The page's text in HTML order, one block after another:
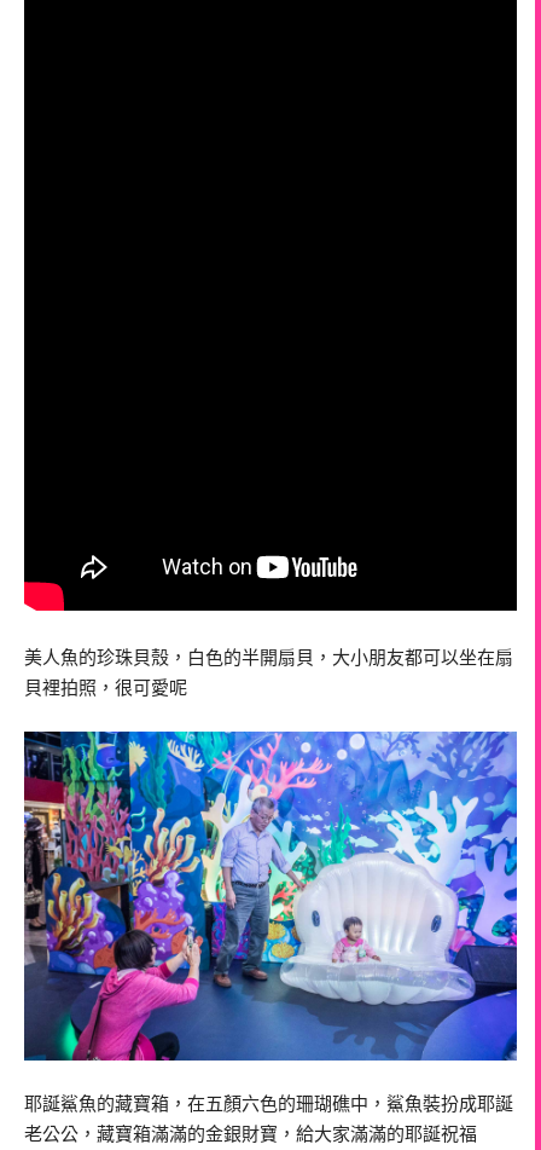
美人魚的珍珠貝殼，白色的半開扇貝，大小朋友都可以坐在扇
貝裡拍照，很可愛呢
耶誕鯊魚的藏寶箱，在五顏六色的珊瑚礁中，鯊魚裝扮成耶誕
老公公，藏寶箱滿滿的金銀財寶，給大家滿滿的耶誕祝福